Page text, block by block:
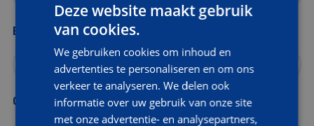
E-mailadres
Geboortedatum
Deze website maakt gebruik
van cookies.
We gebruiken cookies om inhoud en
advertenties te personaliseren en om ons
verkeer te analyseren. We delen ook
informatie over uw gebruik van onze site
met onze advertentie- en analysepartners,